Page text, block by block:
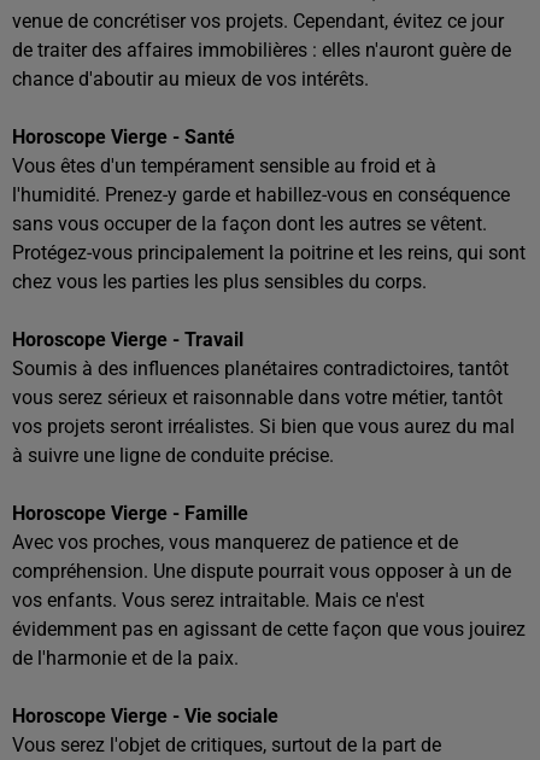
venue de concrétiser vos projets. Cependant, évitez ce jour
de traiter des affaires immobilières : elles n'auront guère de
chance d'aboutir au mieux de vos intérêts.
Horoscope Vierge - Santé
Vous êtes d'un tempérament sensible au froid et à
l'humidité. Prenez-y garde et habillez-vous en conséquence
sans vous occuper de la façon dont les autres se vêtent.
Protégez-vous principalement la poitrine et les reins, qui sont
chez vous les parties les plus sensibles du corps.
Horoscope Vierge - Travail
Soumis à des influences planétaires contradictoires, tantôt
vous serez sérieux et raisonnable dans votre métier, tantôt
vos projets seront irréalistes. Si bien que vous aurez du mal
à suivre une ligne de conduite précise.
Horoscope Vierge - Famille
Avec vos proches, vous manquerez de patience et de
compréhension. Une dispute pourrait vous opposer à un de
vos enfants. Vous serez intraitable. Mais ce n'est
évidemment pas en agissant de cette façon que vous jouirez
de l'harmonie et de la paix.
Horoscope Vierge - Vie sociale
Vous serez l'objet de critiques, surtout de la part de